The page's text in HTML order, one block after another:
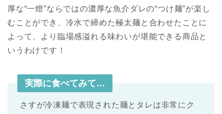
厚な“一燈”ならではの濃厚な魚介ダレの“つけ麺”が楽し
むことができ、冷水で締めた極太麺と合わせたことに
よって、より臨場感溢れる味わいが堪能できる商品と
いうわけです！
実際に食べてみて…
さすが冷凍麺で表現された麺とタレは非常にク